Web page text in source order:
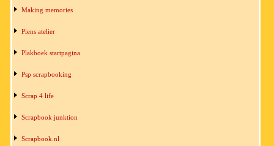
Making memories
Piens atelier
Plakboek startpagina
Psp scrapbooking
Scrap 4 life
Scrapbook junktion
Scrapbook.nl